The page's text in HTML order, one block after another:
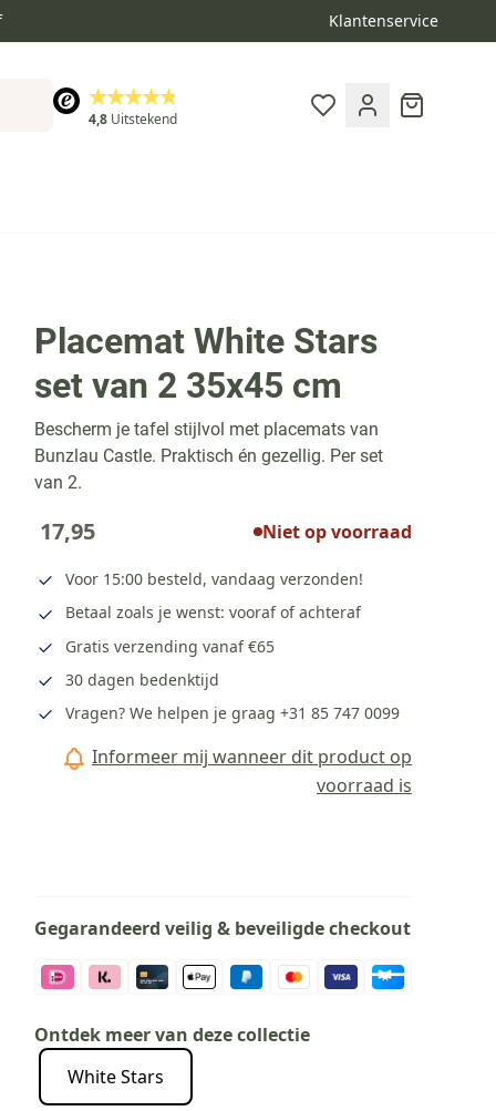
Klantenservice
4,8 Uitstekend
Cart
aan verlanglijst
Placemat White Stars
set van 2 35x45 cm
Bescherm je tafel stijlvol met placemats van
Bunzlau Castle. Praktisch én gezellig. Per set
van 2.
17,95 Niet op voorraad
Voor 15:00 besteld, vandaag verzonden!
Betaal zoals je wenst: vooraf of achteraf
Gratis verzending vanaf €65
30 dagen bedenktijd
Vragen? We helpen je graag +31 85 747 0099
Informeer mij wanneer dit product op
voorraad is
Gegarandeerd veilig & beveiligde checkout
Ontdek meer van deze collectie
White Stars